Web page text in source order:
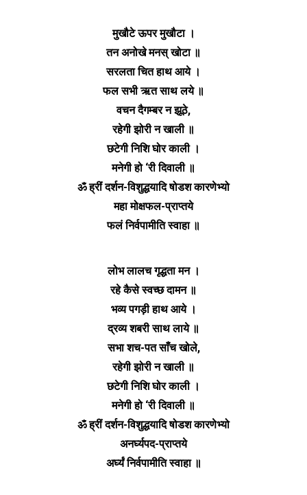
मुखौटे ऊपर मुखौटा ।
तन अनोखे मनस् खोटा ॥
सरलता चित हाथ आये ।
फल सभी ऋत साथ लये ॥
वचन दैगम्बर न झूठे,
रहेगी झोरी न खाली ॥
छटेगी निशि घोर काली ।
मनेगी हो ‘री दिवाली ॥
ॐ ह्रीं दर्शन-विशुद्धयादि षोडश कारणेभ्यो
महा मोक्षफल-प्राप्तये
फलं निर्वपामीति स्वाहा ॥
लोभ लालच गृद्धता मन ।
रहे कैसे स्वच्छ दामन ॥
भव्य पगड़ी हाथ आये ।
द्रव्य शबरी साथ लाये ॥
सभा शच-पत साँच खोले,
रहेगी झोरी न खाली ॥
छटेगी निशि घोर काली ।
मनेगी हो ‘री दिवाली ॥
ॐ ह्रीं दर्शन-विशुद्धयादि षोडश कारणेभ्यो
अनर्घ्यपद-प्राप्तये
अर्घ्यं निर्वपामीति स्वाहा ॥